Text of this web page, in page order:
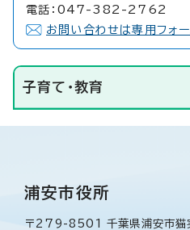
電話：047-382-2762
お問い合わせは専用フォ
子育て・教育
浦安市役所
〒279-8501 千葉県浦安市猫